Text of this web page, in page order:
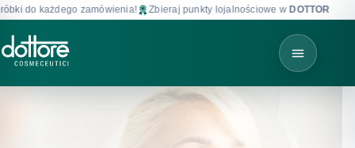
każdego zamówienia! Zbieraj punkty lojalnościowe wDOTTORE CLUB